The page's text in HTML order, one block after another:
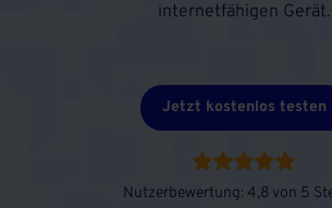
internetfähigen Gerät.
Jetzt kostenlos testen
Nutzerbewertung: 4,8 von 5